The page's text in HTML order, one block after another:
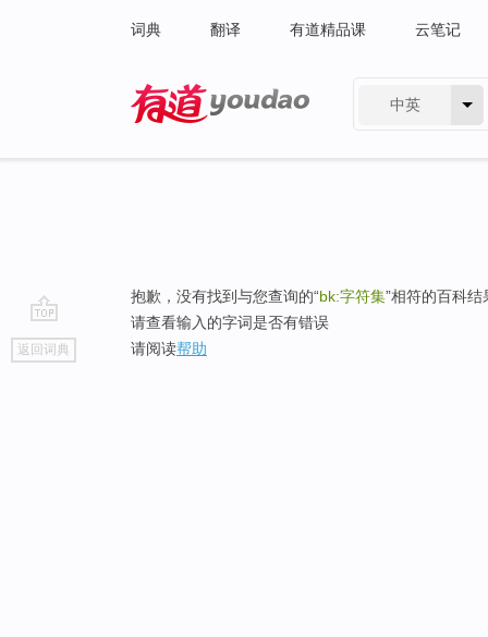
词典 翻译 有道精品课 云笔记
中英
go
top
返回词典
抱歉，没有找到与您查询的“bk:字符集”相符的百科结
请查看输入的字词是否有错误
请阅读帮助